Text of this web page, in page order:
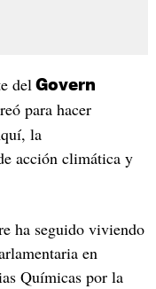
del Govern
para hacer
la
acción climática y
ha seguido viviendo
en
Químicas por la